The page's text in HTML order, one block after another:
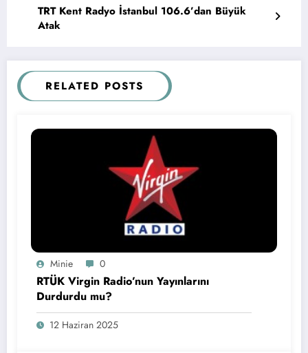
TRT Kent Radyo İstanbul 106.6’dan Büyük
Atak
RELATED POSTS
Minie 0
RTÜK Virgin Radio’nun Yayınlarını
Durdurdu mu?
12 Haziran 2025